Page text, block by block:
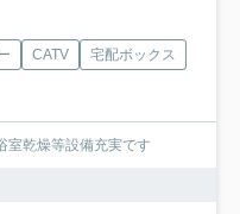
CATV
宅配ボックス
室乾燥等設備充実です